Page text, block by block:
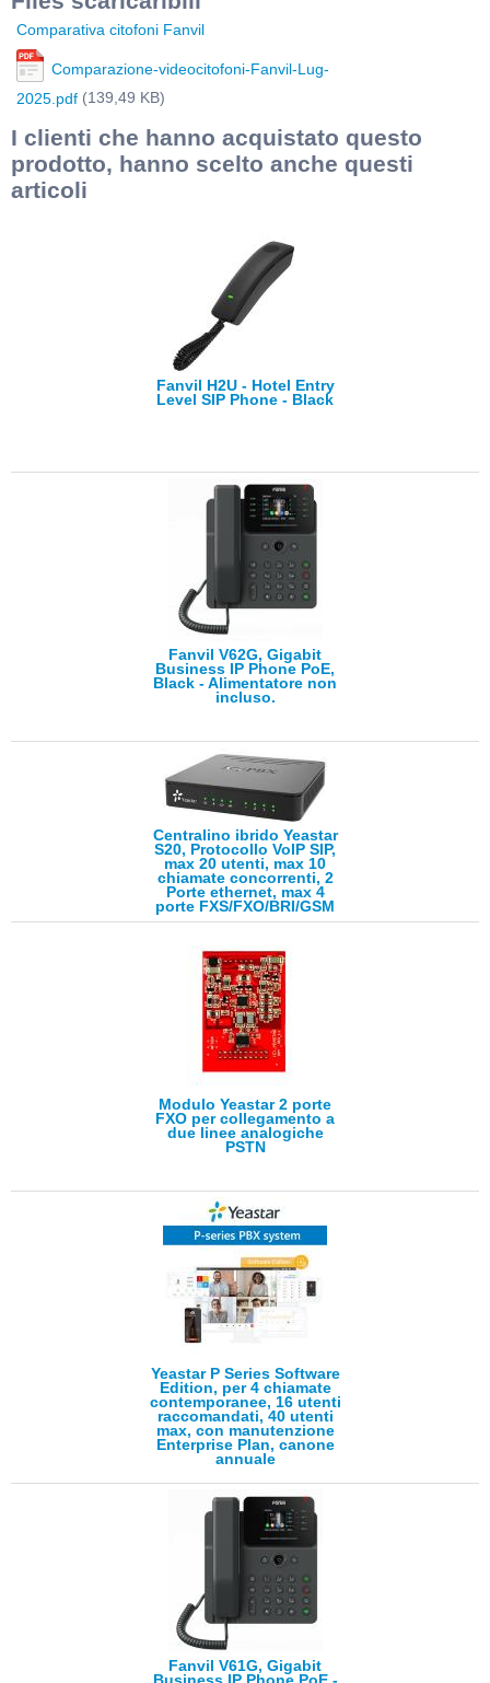
Comparativa citofoni Fanvil
Comparazione-videocitofoni-Fanvil-Lug-
2025.pdf (139,49 KB)
I clienti che hanno acquistato questo
prodotto, hanno scelto anche questi
articoli
Fanvil H2U - Hotel Entry
Level SIP Phone - Black
Fanvil V62G, Gigabit
Business IP Phone PoE,
Black - Alimentatore non
incluso.
Centralino ibrido Yeastar
S20, Protocollo VoIP SIP,
max 20 utenti, max 10
chiamate concorrenti, 2
Porte ethernet, max 4
porte FXS/FXO/BRI/GSM
Modulo Yeastar 2 porte
FXO per collegamento a
due linee analogiche
PSTN
Yeastar P Series Software
Edition, per 4 chiamate
contemporanee, 16 utenti
raccomandati, 40 utenti
max, con manutenzione
Enterprise Plan, canone
annuale
Fanvil V61G, Gigabit
Business IP Phone PoE -